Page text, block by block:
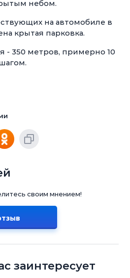
небом.
на автомобиле в
крытая парковка.
- 350 метров, примерно 10
своим мнением!
заинтересует